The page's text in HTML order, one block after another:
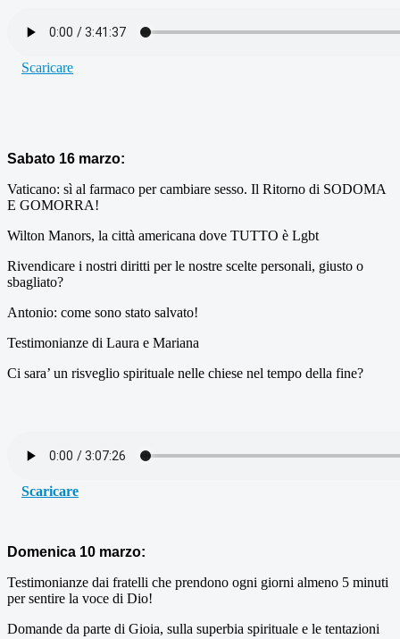
Scaricare
Sabato 16 marzo:
Vaticano: sì al farmaco per cambiare sesso. Il Ritorno di SODOMA
E GOMORRA!
Wilton Manors, la città americana dove TUTTO è Lgbt
Rivendicare i nostri diritti per le nostre scelte personali, giusto o
sbagliato?
Antonio: come sono stato salvato!
Testimonianze di Laura e Mariana
Ci sara’ un risveglio spirituale nelle chiese nel tempo della fine?
Scaricare
Domenica 10 marzo:
Testimonianze dai fratelli che prendono ogni giorni almeno 5 minuti
per sentire la voce di Dio!
Domande da parte di Gioia, sulla superbia spirituale e le tentazioni